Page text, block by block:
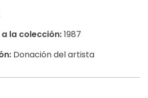
la colección:1987
Donación del artista